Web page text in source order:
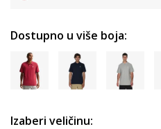
Dostupno u više boja:
Izaberi veličinu: